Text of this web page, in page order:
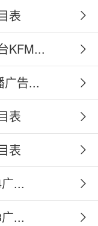
表
KFM...
广告...
表
表
...
...